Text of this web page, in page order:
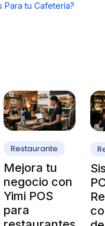
Para tu Cafetería?
Restaurante
Mejora tu
negocio con
Yimi POS
para